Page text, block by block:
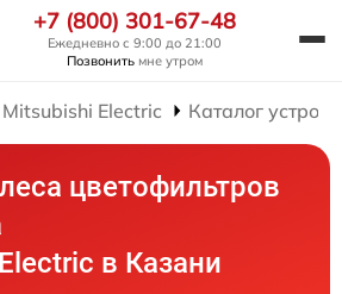
+7 (800) 301-67-48
Ежедневно с 9:00 до 21:00
Позвонить мне утром
Electric Каталог
цветофильтров
в Казани